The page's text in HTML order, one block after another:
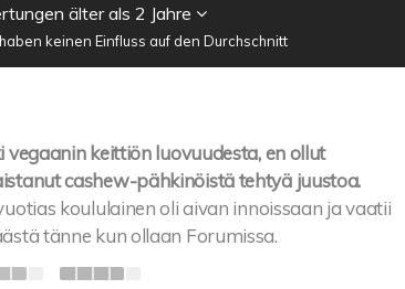
älter als 2 Jahre
keinen Einfluss auf den Durchschnitt
vegaanin keittiön luovuudesta, en ollut
cashew-pähkinöistä tehtyä juustoa.
koululainen oli aivan innoissaan ja vaatii
tänne kun ollaan Forumissa.